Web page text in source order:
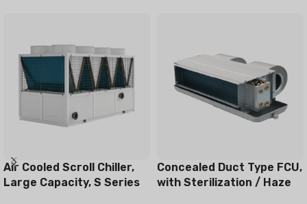
Air Cooled Scroll Chiller,
Large Capacity, S Series
Concealed Duct Type FCU,
with Sterilization / Haze